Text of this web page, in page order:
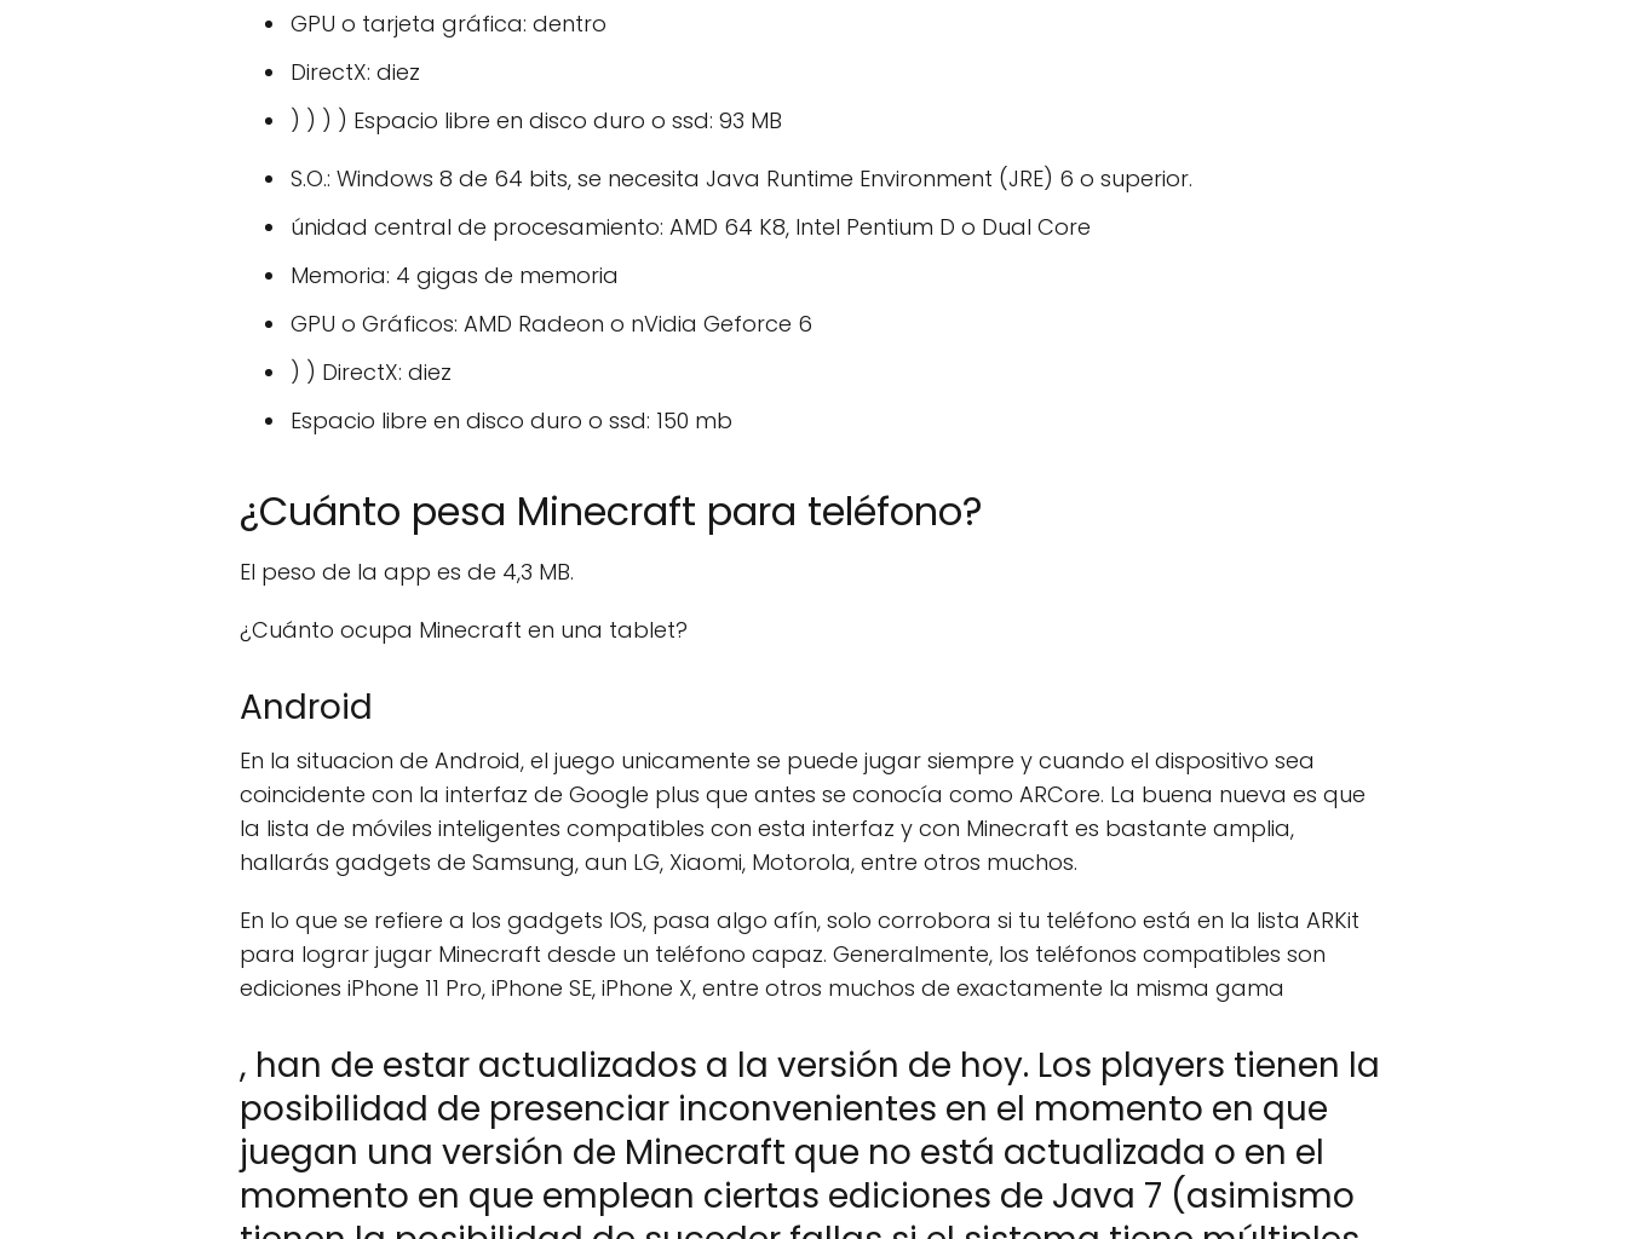
GPU o tarjeta gráfica: dentro
DirectX: diez
) ) ) ) Espacio libre en disco duro o ssd: 93 MB
S.O.: Windows 8 de 64 bits, se necesita Java Runtime Environment (JRE) 6 o superior.
únidad central de procesamiento: AMD 64 K8, Intel Pentium D o Dual Core
Memoria: 4 gigas de memoria
GPU o Gráficos: AMD Radeon o nVidia Geforce 6
) ) DirectX: diez
Espacio libre en disco duro o ssd: 150 mb
¿Cuánto pesa Minecraft para teléfono?
El peso de la app es de 4,3 MB.
¿Cuánto ocupa Minecraft en una tablet?
Android
En la situacion de Android, el juego unicamente se puede jugar siempre y cuando el dispositivo sea
coincidente con la interfaz de Google plus que antes se conocía como ARCore. La buena nueva es que
la lista de móviles inteligentes compatibles con esta interfaz y con Minecraft es bastante amplia,
hallarás gadgets de Samsung, aun LG, Xiaomi, Motorola, entre otros muchos.
En lo que se refiere a los gadgets IOS, pasa algo afín, solo corrobora si tu teléfono está en la lista ARKit
para lograr jugar Minecraft desde un teléfono capaz. Generalmente, los teléfonos compatibles son
ediciones iPhone 11 Pro, iPhone SE, iPhone X, entre otros muchos de exactamente la misma gama
, han de estar actualizados a la versión de hoy. Los players tienen la
posibilidad de presenciar inconvenientes en el momento en que
juegan una versión de Minecraft que no está actualizada o en el
momento en que emplean ciertas ediciones de Java 7 (asimismo